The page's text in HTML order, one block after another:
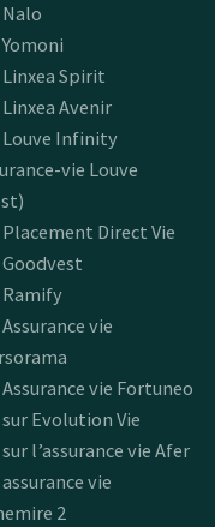
Spirit
Avenir
Louve Infinity
vie Louve
Direct Vie
Ramify
vie
vie Fortuneo
Evolution Vie
l’assurance vie Afer
vie
2